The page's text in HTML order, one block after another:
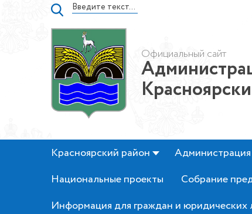
Официальный сайт
Красноярский район Администрация
Национальные проекты
Собрание
Информация для граждан и юридических